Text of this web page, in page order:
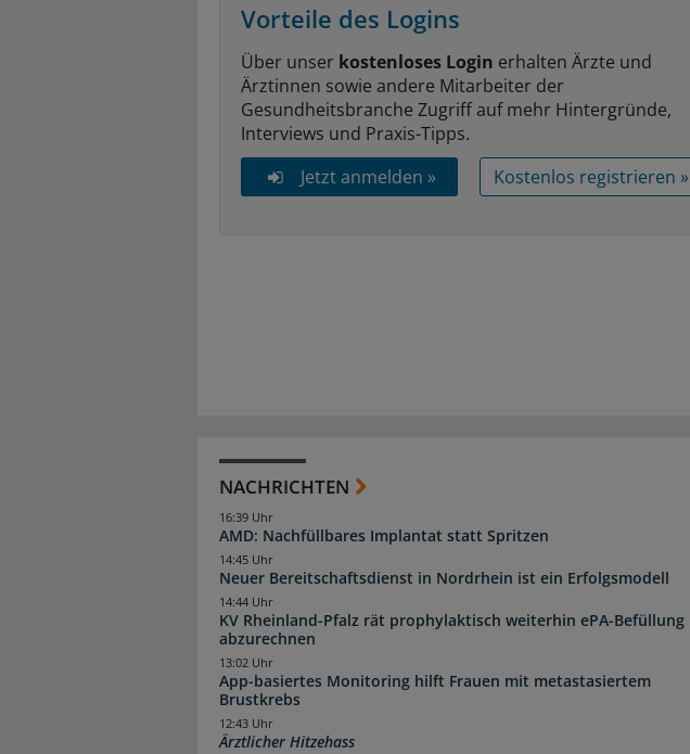
Vorteile des Logins
Über unser kostenloses Login erhalten Ärzte und
Ärztinnen sowie andere Mitarbeiter der
Gesundheitsbranche Zugriff auf mehr Hintergründe,
Interviews und Praxis-Tipps.
Jetzt anmelden »
Kostenlos registrieren »
NACHRICHTEN
AMD: Nachfüllbares Implantat statt Spritzen
16:39 Uhr
Neuer Bereitschaftsdienst in Nordrhein ist ein Erfolgsmodell
14:45 Uhr
KV Rheinland-Pfalz rät prophylaktisch weiterhin ePA-Befüllung
abzurechnen
14:44 Uhr
App-basiertes Monitoring hilft Frauen mit metastasiertem
Brustkrebs
13:02 Uhr
Ärztlicher Hitzehass
12:43 Uhr